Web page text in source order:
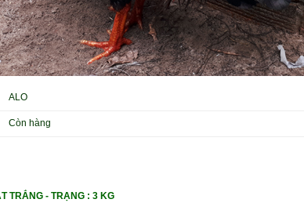
ALO
Còn hàng
TRẮNG - TRẠNG : 3 KG